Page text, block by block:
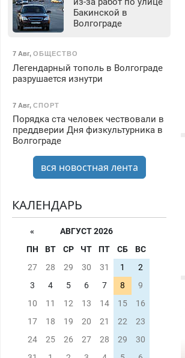
Бакинской в
Волгограде
7 Авг, ОБЩЕСТВО
Легендарный тополь в Волгограде
разрушается изнутри
7 Авг, СПОРТ
Порядка ста человек чествовали в
преддверии Дня физкультурника в
Волгограде
вся новостная лента
КАЛЕНДАРЬ
«
АВГУСТ 2026
ПН
ВТ СР ЧТ ПТ СБ
ВС
27
28 29 30 31 1
2
3
4 5 6 7 8
9
10
11 12 13 14 15
16
17
18 19 20 21 22
23
24
25 26 27 28 29
30